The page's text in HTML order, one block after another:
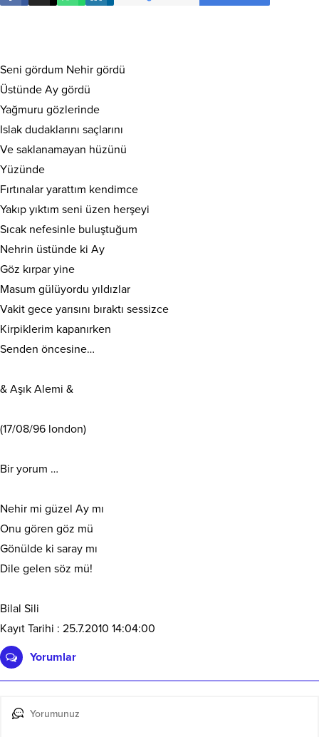
Seni gördum Nehir gördü
Üstünde Ay gördü
Yağmuru gözlerinde
Islak dudaklarını saçlarını
Ve saklanamayan hüzünü
Yüzünde
Fırtınalar yarattım kendimce
Yakıp yıktım seni üzen herşeyi
Sıcak nefesinle buluştuğum
Nehrin üstünde ki Ay
Göz kırpar yine
Masum gülüyordu yıldızlar
Vakit gece yarısını bıraktı sessizce
Kirpiklerim kapanırken
Senden öncesine…
& Aşık Alemi &
(17/08/96 london)
Bir yorum …
Nehir mi güzel Ay mı
Onu gören göz mü
Gönülde ki saray mı
Dile gelen söz mü!
Bilal Sili
Kayıt Tarihi : 25.7.2010 14:04:00
Yorumlar